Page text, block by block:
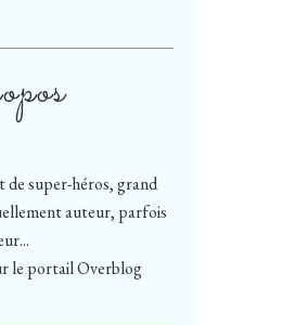
de super-héros, grand
auteur, parfois
le portail Overblog